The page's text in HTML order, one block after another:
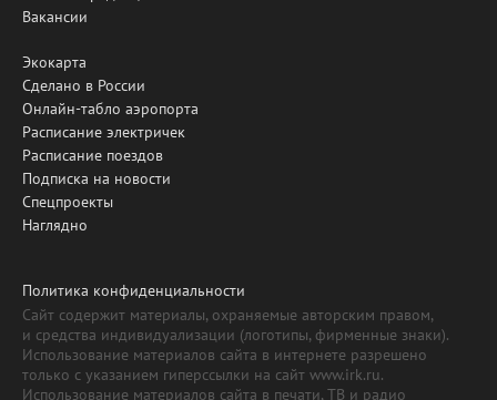
Вакансии
Экокарта
Сделано в России
Онлайн-табло аэропорта
Расписание электричек
Расписание поездов
Подписка на новости
Спецпроекты
Наглядно
Политика конфиденциальности
Сайт содержит материалы, охраняемые авторским правом,
и средства индивидуализации (логотипы, фирменные знаки).
Использование материалов сайта в интернете разрешено
только с указанием гиперссылки на сайт www.irk.ru.
Использование материалов сайта в печати, ТВ и радио